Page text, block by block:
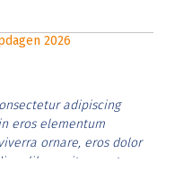
2026
adipiscing
eros elementum
ornare, eros dolor
libero vitae erat.